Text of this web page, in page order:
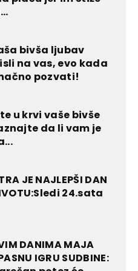
bivša ljubav
na vas, evo kada
pozvati!
u krvi vaše bivše
da li vam je
JE NAJLEPŠI DAN
24.sata
DANIMA MAJA
IGRU SUDBINE: